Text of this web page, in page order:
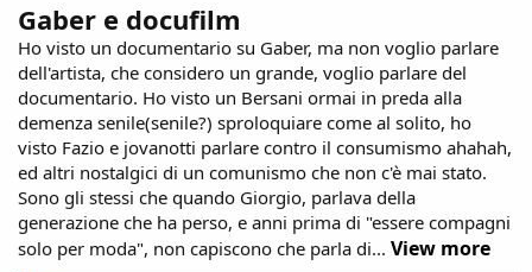
Gaber e docufilm
Ho visto un documentario su Gaber, ma non voglio parlare
dell'artista, che considero un grande, voglio parlare del
documentario. Ho visto un Bersani ormai in preda alla
demenza senile(senile?) sproloquiare come al solito, ho
visto Fazio e jovanotti parlare contro il consumismo ahahah,
ed altri nostalgici di un comunismo che non c'è mai stato.
Sono gli stessi che quando Giorgio, parlava della
generazione che ha perso, e anni prima di "essere compagni
solo per moda", non capiscono che parla di... View more